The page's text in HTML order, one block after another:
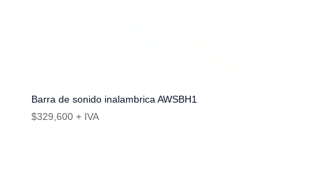
Barra de sonido inalambrica AWSBH1
$329,600 + IVA